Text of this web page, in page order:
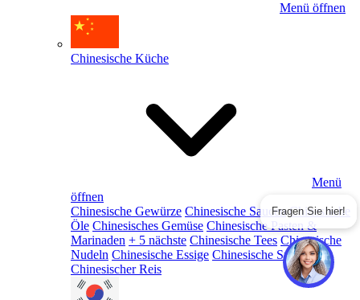
Menü öffnen
Chinesische Küche
Menü
öffnen
Chinesische Gewürze Chinesische Saucen Chinesische
Öle Chinesisches Gemüse Chinesische Pasten &
Marinaden + 5 nächste Chinesische Tees Chinesische
Nudeln Chinesische Essige Chinesische Snacks
Chinesischer Reis
Fragen Sie hier!